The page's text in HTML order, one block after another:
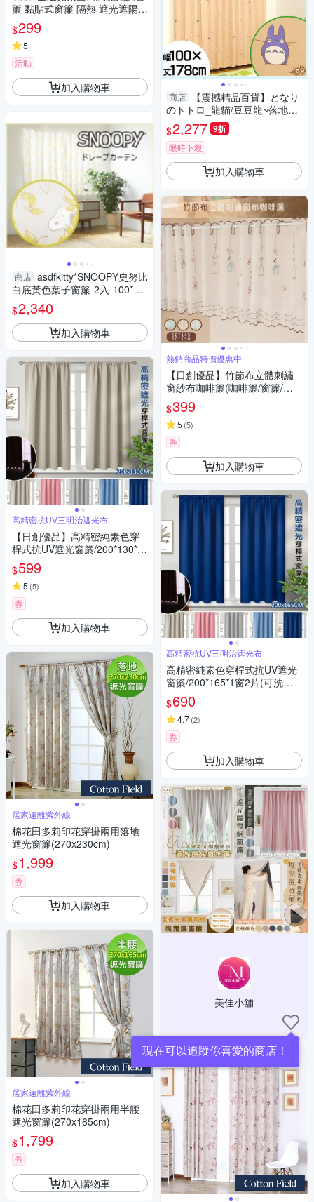
簾 黏貼式窗簾 隔熱 遮光遮陽
窗簾布 門簾 不透光
$299
5
活動
加入購物車
商店 asdfkitty*SNOOPY史努比
白底黃色葉子窗簾-2入-100*13
5公分-日本正版商品
$2,340
加入購物車
高精密抗UV三明治遮光布
【日創優品】高精密純素色穿
桿式抗UV遮光窗簾/200*130*1
窗2片(可洗衣機洗/窗簾/拉簾/風
水簾/門簾) 售價599元
$599
5 (5)
券
加入購物車
居家遠離紫外線
棉花田多莉印花穿掛兩用落地
遮光窗簾(270x230cm)
$1,999
券
加入購物車
居家遠離紫外線
棉花田多莉印花穿掛兩用半腰
遮光窗簾(270x165cm)
$1,799
券
加入購物車
商店
【震撼精品百貨】となり
のトトロ_龍貓/豆豆龍~落地窗
連100*135【共1款】
$2,277 9折
限時下殺
加入購物車
熱銷商品特價優惠中
【日創優品】竹節布立體刺繡
窗紗布咖啡簾(咖啡簾/窗簾/短
簾/門簾/裝置窗戶短簾/紗簾)
$399
5 (5)
券
加入購物車
高精密抗UV三明治遮光布
高精密純素色穿桿式抗UV遮光
窗簾/200*165*1窗2片(可洗衣
機洗/窗簾/拉簾/風水簾/門簾)
$690
4.7(2)
券
加入購物車
美佳小舖
現在可以追蹤你喜愛的商店！